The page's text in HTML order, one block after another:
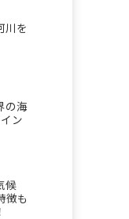
川を
の海
ン
候
徴も